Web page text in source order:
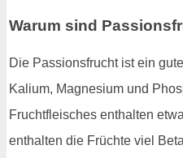
Warum sind
Die Passionsfrucht ist ein
Kalium, Magnesium und
Fruchtfleisches enthalten
enthalten die Früchte viel